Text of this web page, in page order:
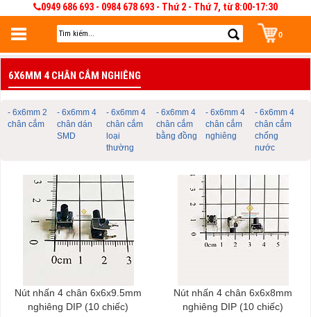
0949 686 693 - 0984 678 693 - Thứ 2 - Thứ 7, từ 8:00-17:30
0
Đăng nhập
Đăng nhập để lưu giỏ hàng 30 ngày. Có thể sửa và quản lý giỏ hàng và đơn
hàng
6X6MM 4 CHÂN CẮM NGHIÊNG
- 6x6mm 2
chân cắm
- 6x6mm 4
chân dán
SMD
- 6x6mm 4
chân cắm
loại
thường
- 6x6mm 4
chân cắm
bằng đồng
- 6x6mm 4
chân cắm
nghiêng
- 6x6mm 4
chân cắm
chống
nước
Nút nhấn 4 chân 6x6x9.5mm
nghiêng DIP (10 chiếc)
Nút nhấn 4 chân 6x6x8mm
nghiêng DIP (10 chiếc)